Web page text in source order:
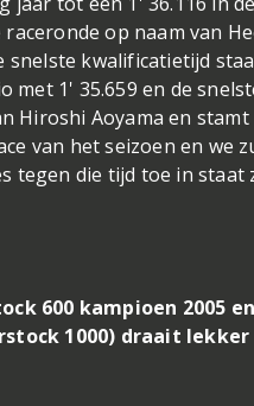
op naam van
snelste kwalificatietijd
met 1' 35.659 en de
Hiroshi Aoyama en
van het seizoen en we
tegen die tijd toe in staat
600 kampioen 2005
1000) draait lekker